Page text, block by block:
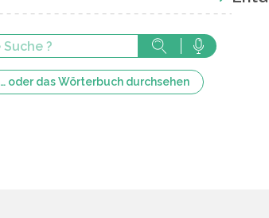
… oder das Wörterbuch durchsehen